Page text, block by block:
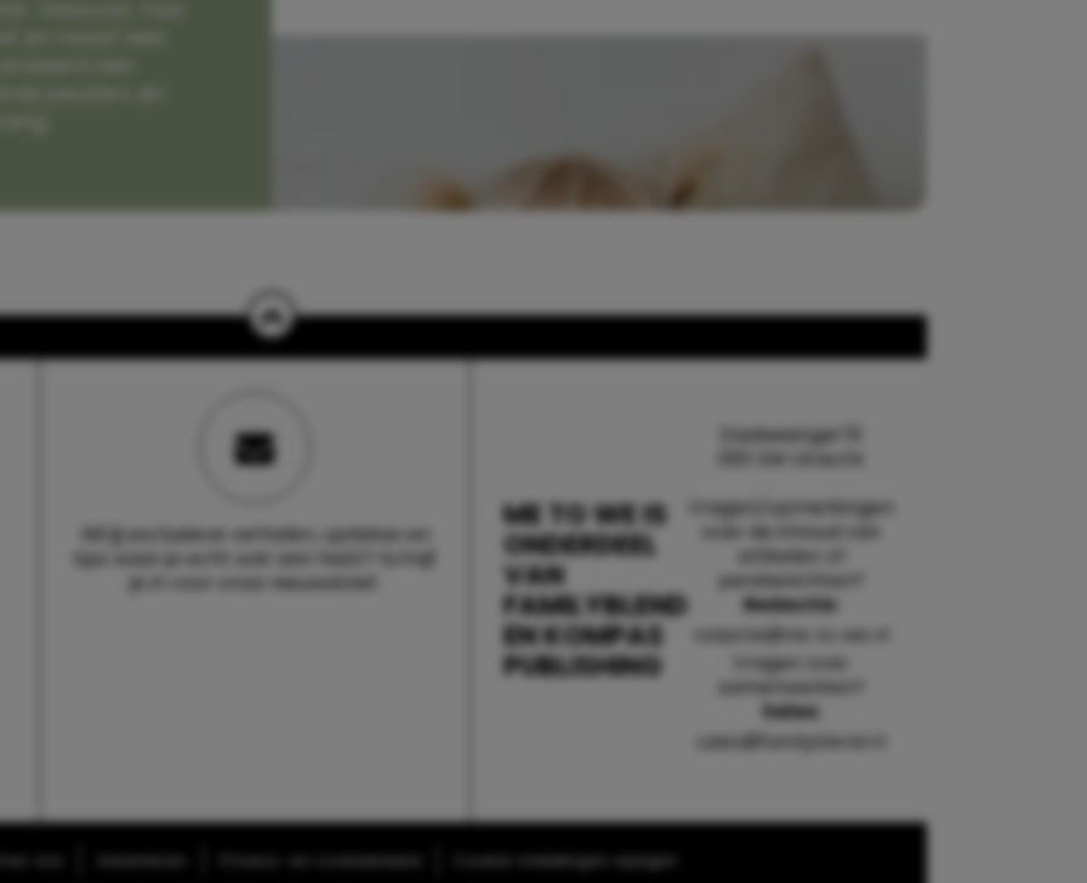
Wil jij exclusieve verhalen, updates en
tips waar je echt wat aan hebt? Schrijf
je in voor onze nieuwsbrief.
ME TO WE IS
ONDERDEEL
VAN
FAMILYBLEND
EN KOMPAS
PUBLISHING
Daalsesingel 51
3511 SW Utrecht
Vragen/opmerkingen
over de inhoud van
artikelen of
persberichten?
Redactie:
redactie@me-to-we.nl
Vragen over
samenwerken?
Sales:
sales@familyblend.nl
Cookie-instellingen wijzigen